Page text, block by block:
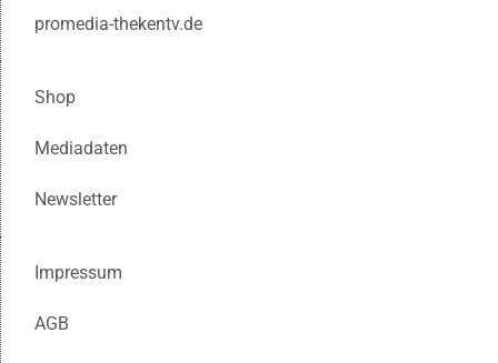
promedia-thekentv.de
Shop
Mediadaten
Newsletter
Impressum
AGB